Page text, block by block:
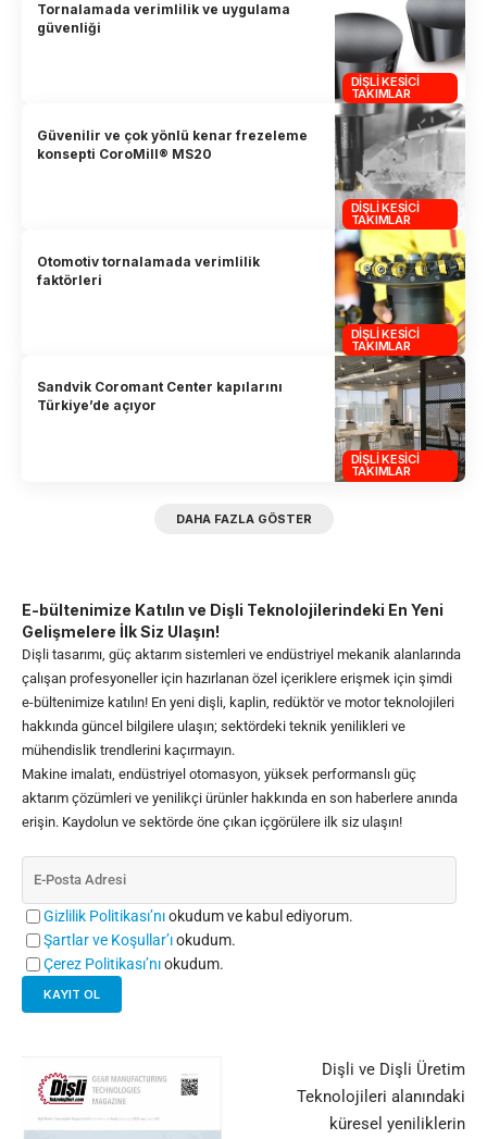
DIŞLI KESICI
TAKIMLAR
Tornalamada verimlilik ve uygulama
güvenliği
DIŞLI KESICI
TAKIMLAR
Güvenilir ve çok yönlü kenar frezeleme
konsepti CoroMill® MS20
DIŞLI KESICI
TAKIMLAR
Otomotiv tornalamada verimlilik
faktörleri
DIŞLI KESICI
TAKIMLAR
Sandvik Coromant Center kapılarını
Türkiye’de açıyor
DAHA FAZLA GÖSTER
E-bültenimize Katılın ve Dişli Teknolojilerindeki En Yeni
Gelişmelere İlk Siz Ulaşın!
Dişli tasarımı, güç aktarım sistemleri ve endüstriyel mekanik alanlarında
çalışan profesyoneller için hazırlanan özel içeriklere erişmek için şimdi
e-bültenimize katılın! En yeni dişli, kaplin, redüktör ve motor teknolojileri
hakkında güncel bilgilere ulaşın; sektördeki teknik yenilikleri ve
mühendislik trendlerini kaçırmayın.
Makine imalatı, endüstriyel otomasyon, yüksek performanslı güç
aktarım çözümleri ve yenilikçi ürünler hakkında en son haberlere anında
erişin. Kaydolun ve sektörde öne çıkan içgörülere ilk siz ulaşın!
Gizlilik Politikası’nıokudum ve kabul ediyorum.
Şartlar ve Koşullar’ıokudum.
Çerez Politikası’nıokudum.
Dişli ve Dişli Üretim
Teknolojileri alanındaki
küresel yeniliklerin